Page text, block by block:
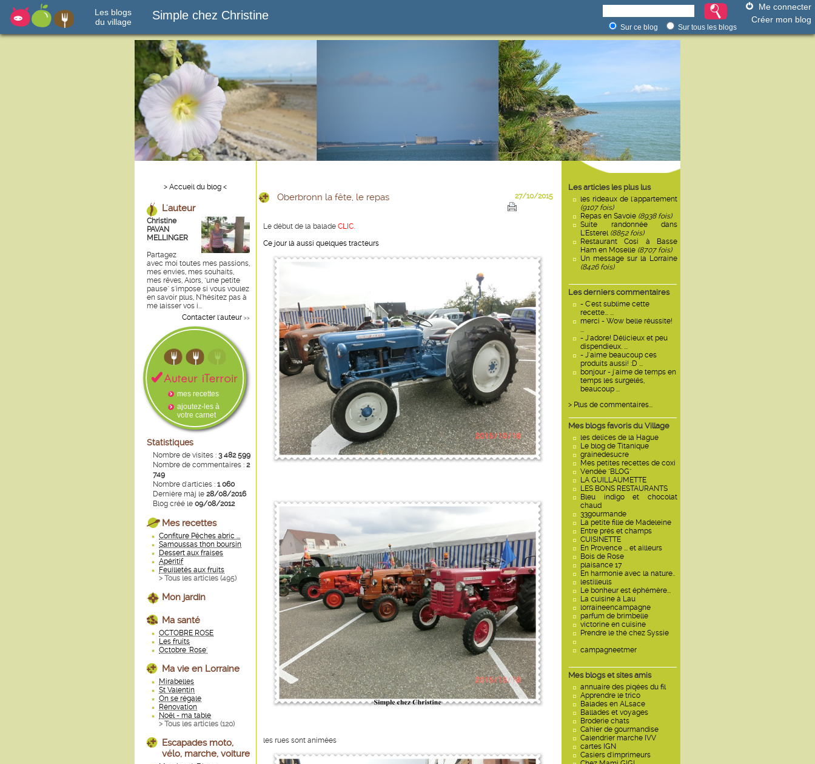
Les blogs
du village
Simple chez Christine
Me connecter
Créer mon blog
Sur ce blog Sur tous les blogs
Les articles les plus lus
les rideaux de l'appartement
(9107 fois)
Repas en Savoie (8938 fois)
Suite randonnée dans
L'Esterel (8852 fois)
Restaurant Cosi à Basse
Ham en Moselle (8707 fois)
Un message sur la Lorraine
(8426 fois)
Les derniers commentaires
- C'est sublime cette
recette... ...
merci - Wow belle réussite!
...
- J'adore! Délicieux et peu
dispendieux. ...
- J'aime beaucoup ces
produits aussi! :D ...
bonjour - j'aime de temps en
temps les surgelés,
beaucoup ...
> Plus de commentaires...
Mes blogs favoris du Village
les delices de la Hague
Le blog de Titanique
grainedesucre
Mes petites recettes de coxi
Vendée "BLOG"
LA GUILLAUMETTE
LES BONS RESTAURANTS
Bleu indigo et chocolat
chaud
33gourmande
La petite fille de Madeleine
Entre prés et champs
CUISINETTE
En Provence ... et ailleurs
Bois de Rose
plaisance 17
En harmonie avec la nature..
lestilleuls
Le bonheur est éphémère...
La cuisine à Lau
lorraineencampagne
parfum de brimbelle
victorine en cuisine
Prendre le thé chez Syssie
campagneetmer
Mes blogs et sites amis
annuaire des piqées du fil
Apprendre le trico
Balades en ALsace
Ballades et voyages
Broderie chats
Cahier de gourmandise
Calendrier marche IVV
cartes IGN
Casiers d'imprimeurs
> Accueil du blog <
L'auteur
Christine
PAVAN
MELLINGER
Partagez
avec moi toutes mes passions,
mes envies, mes souhaits,
mes rêves, Alors, "une petite
pause" s'impose si vous voulez
en savoir plus, N’hésitez pas à
me laisser vos i...
Contacter l'auteur >>
mes recettes
ajoutez-les à
votre carnet
Statistiques
Nombre de visites : 3 482 599
Nombre de commentaires : 2
749
Nombre d'articles : 1 060
Dernière màj le 28/08/2016
Blog créé le 09/08/2012
Mes recettes
Confiture Pêches abric ...
Samoussas thon boursin
Dessert aux fraises
Apéritif
Feuilletés aux fruits
> Tous les articles (495)
Mon jardin
Ma santé
OCTOBRE ROSE
Les fruits
Octobre 'Rose'
Ma vie en Lorraine
Mirabelles
St Valentin
On se régale
Rénovation
Noël - ma table
> Tous les articles (120)
Escapades moto,
vélo, marche, voiture
Oberbronn la fête, le repas 27/10/2015
Le début de la balade CLIC.
Ce jour là aussi quelques tracteurs
les rues sont animées